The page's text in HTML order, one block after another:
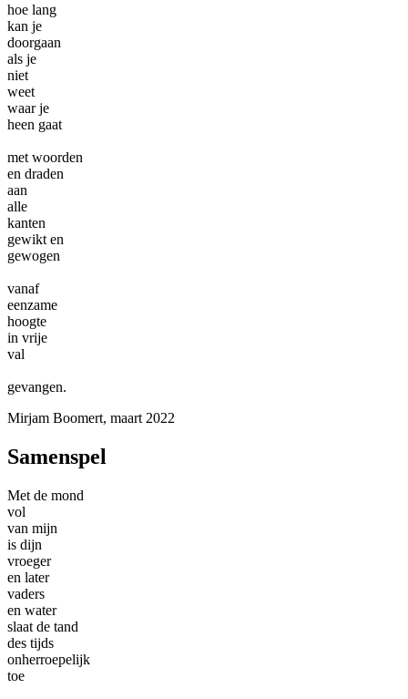
hoe lang
kan je
doorgaan
als je
niet
weet
waar je
heen gaat
met woorden
en draden
aan
alle
kanten
gewikt en
gewogen
vanaf
eenzame
hoogte
in vrije
val
gevangen.
Mirjam Boomert, maart 2022
Samenspel
Met de mond
vol
van mijn
is dijn
vroeger
en later
vaders
en water
slaat de tand
des tijds
onherroepelijk
toe